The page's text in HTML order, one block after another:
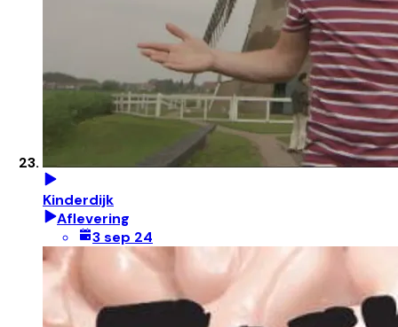
Kinderdijk
Aflevering
3 sep 24